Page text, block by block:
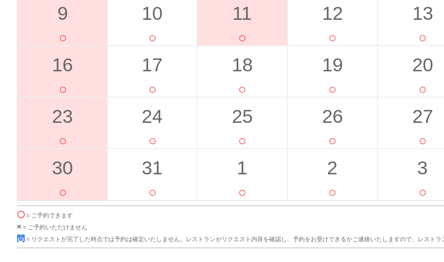
9 10 11 12 13
16 17 18 19 20
23 24 25 26 27
30 31 1 2 3
〇= ご予約できます
×= ご予約いただけません
問 = リクエストが完了した時点では予約は確定いたしません。レストランがリクエスト内容を確認し、予約をお受けできるかご連絡いたしますので、レスト